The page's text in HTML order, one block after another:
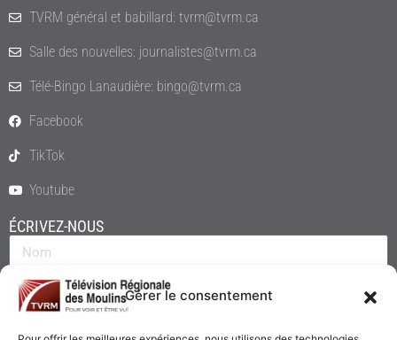
Gérer le consentement
TVRM général et babillard: tvrm@tvrm.ca
Salle des nouvelles: journalistes@tvrm.ca
Télé-Bingo Lanaudière: bingo@tvrm.ca
Facebook
TikTok
Youtube
ÉCRIVEZ-NOUS